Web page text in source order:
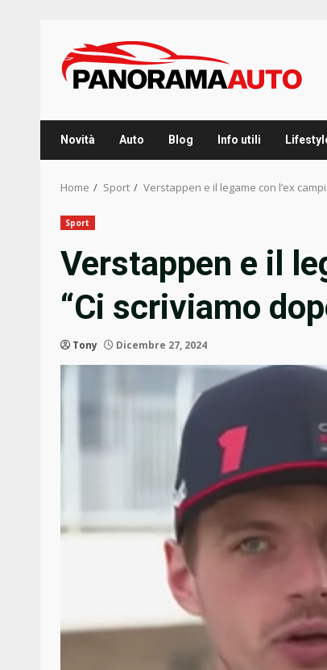
content
Novità Auto Blog Info utili
Home Sport Verstappen e il legame con l’ex
Sport
Verstappen e il
“Ci scriviamo
Tony Dicembre 27, 2024